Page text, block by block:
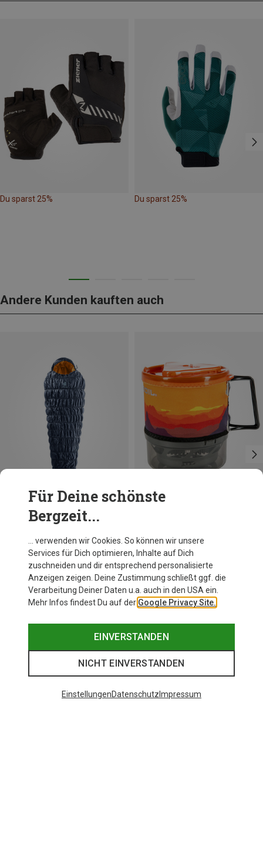
Du sparst 25% Du sparst 25%
Andere Kunden kauften auch
Exosphere EL -6 Schlafsack
225,40 €
MAX. 200CM | LEFT
Jetboil
MiniMo Kocher
219,95 €
Für Deine schönste
Bergzeit...
… verwenden wir Cookies. So können wir unsere
Services für Dich optimieren, Inhalte auf Dich
zuschneiden und dir entsprechend personalisierte
Anzeigen zeigen. Deine Zustimmung schließt ggf. die
Verarbeitung Deiner Daten u.a. auch in den USA ein.
Mehr Infos findest Du auf der Google Privacy Site.
EINVERSTANDEN
NICHT EINVERSTANDEN
EinstellungenDatenschutz Impressum